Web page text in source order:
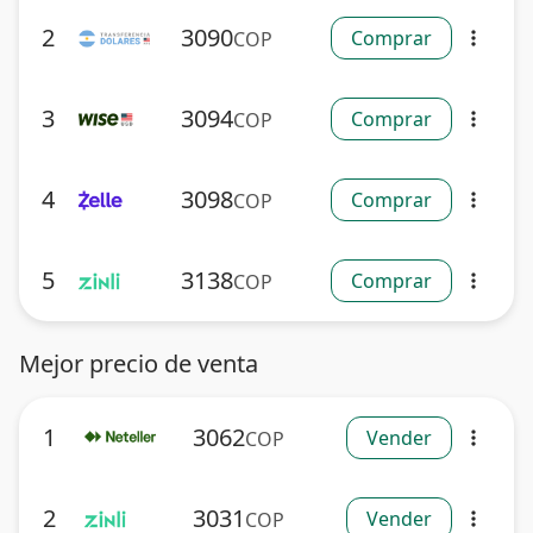
2 3090COP Comprar more_vert
3 3094COP Comprar more_vert
4 3098COP Comprar more_vert
5 3138COP Comprar more_vert
Mejor precio de venta
1 3062COP Vender more_vert
2 3031 COP Vender more_vert